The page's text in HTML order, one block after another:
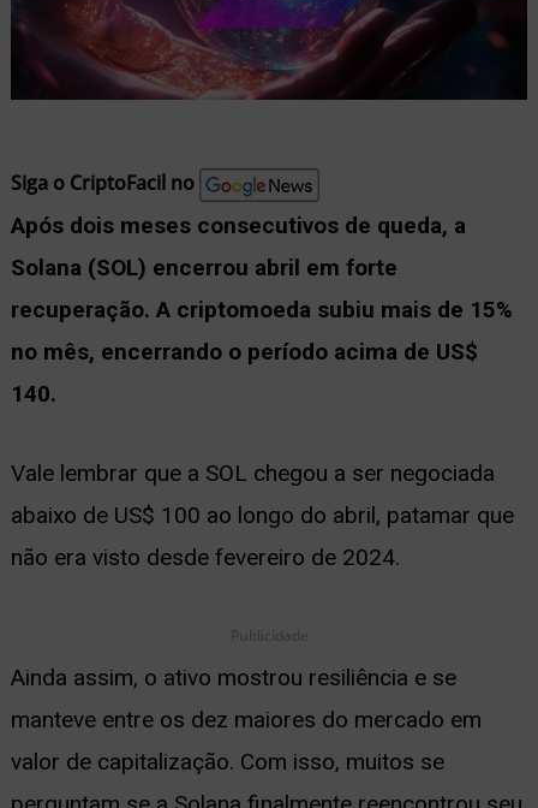
Siga o CriptoFacil no
Após dois meses consecutivos de queda, a
Solana (SOL) encerrou abril em forte
recuperação. A criptomoeda subiu mais de 15%
no mês, encerrando o período acima de US$
140.
Vale lembrar que a SOL chegou a ser negociada
abaixo de US$ 100 ao longo do abril, patamar que
não era visto desde fevereiro de 2024.
Publicidade
Ainda assim, o ativo mostrou resiliência e se
manteve entre os dez maiores do mercado em
valor de capitalização. Com isso, muitos se